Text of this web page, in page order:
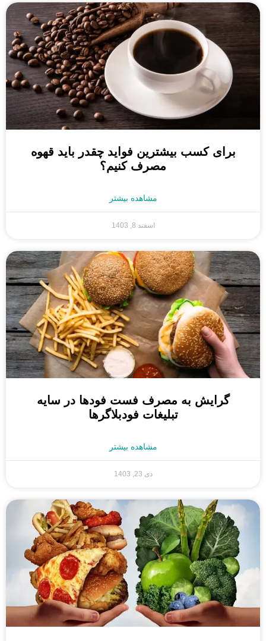
برای کسب بیشترین فواید چقدر باید قهوه
مصرف کنیم؟
مشاهده بیشتر
اسفند 8, 1403
گرایش به مصرف فست فودها در سایه
تبلیغات فودبلاگرها
مشاهده بیشتر
دی 23, 1403